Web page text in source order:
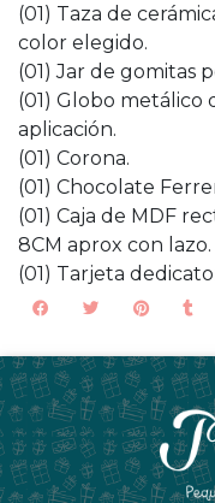
(01) Taza de
color elegido.
(01) Jar de gomitas
(01) Globo metálico
aplicación.
(01) Corona.
(01) Chocolate
(01) Caja de MDF
8CM aprox con lazo.
(01) Tarjeta